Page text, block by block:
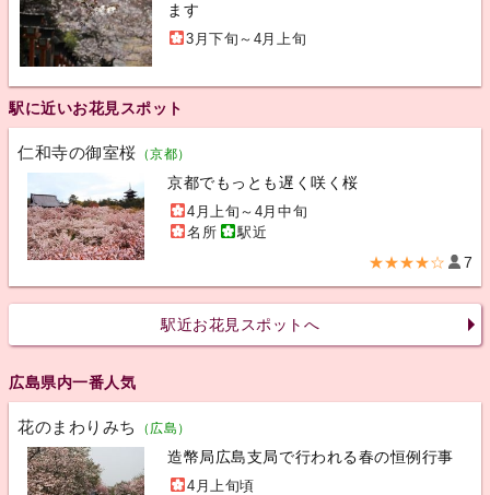
ます
3月下旬～4月上旬
駅に近いお花見スポット
仁和寺の御室桜 （京都）
京都でもっとも遅く咲く桜
4月上旬～4月中旬
名所
駅近
★★★★☆ 7
駅近お花見スポットへ
広島県内一番人気
花のまわりみち （広島）
造幣局広島支局で行われる春の恒例行事
4月上旬頃